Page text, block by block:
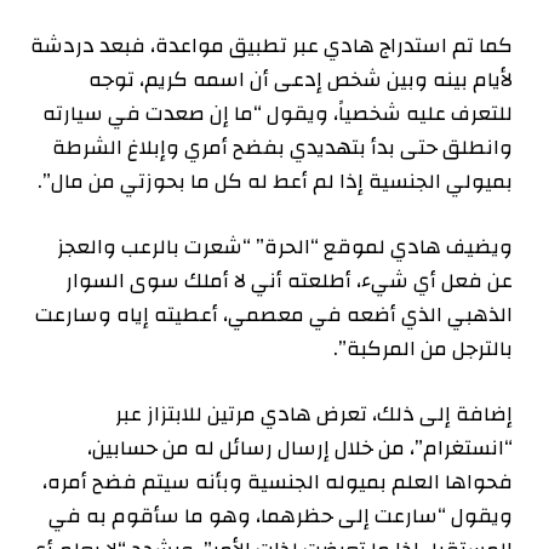
كما تم استدراج هادي عبر تطبيق مواعدة، فبعد دردشة
لأيام بينه وبين شخص إدعى أن اسمه كريم، توجه
للتعرف عليه شخصياً، ويقول “ما إن صعدت في سيارته
وانطلق حتى بدأ بتهديدي بفضح أمري وإبلاغ الشرطة
بميولي الجنسية إذا لم أعط له كل ما بحوزتي من مال”.
ويضيف هادي لموقع “الحرة” “شعرت بالرعب والعجز
عن فعل أي شيء، أطلعته أني لا أملك سوى السوار
الذهبي الذي أضعه في معصمي، أعطيته إياه وسارعت
بالترجل من المركبة”.
إضافة إلى ذلك، تعرض هادي مرتين للابتزاز عبر
“انستغرام”، من خلال إرسال رسائل له من حسابين،
فحواها العلم بميوله الجنسية وبأنه سيتم فضح أمره،
ويقول “سارعت إلى حظرهما، وهو ما سأقوم به في